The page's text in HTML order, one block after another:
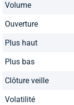
Volume
Ouverture
Plus haut
Plus bas
Clôture veille
Volatilité